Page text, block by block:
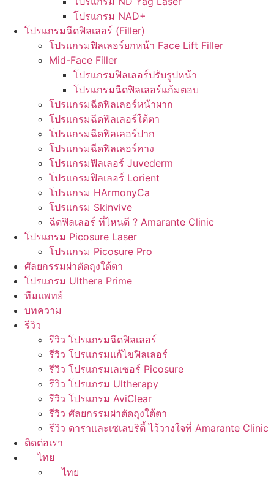
โปรแกรม NAD+
โปรแกรมฉีดฟิลเลอร์ (Filler)
โปรแกรมฟิลเลอร์ยกหน้า Face Lift Filler
Mid-Face Filler
โปรแกรมฟิลเลอร์ปรับรูปหน้า
โปรแกรมฉีดฟิลเลอร์แก้มตอบ
โปรแกรมฉีดฟิลเลอร์หน้าผาก
โปรแกรมฉีดฟิลเลอร์ใต้ตา
โปรแกรมฉีดฟิลเลอร์ปาก
โปรแกรมฉีดฟิลเลอร์คาง
โปรแกรมฟิลเลอร์ Juvederm
โปรแกรมฟิลเลอร์ Lorient
โปรแกรม HArmonyCa
โปรแกรม Skinvive
ฉีดฟิลเลอร์ ที่ไหนดี ? Amarante Clinic
โปรแกรม Picosure Laser
โปรแกรม Picosure Pro
ศัลยกรรมผ่าตัดถุงใต้ตา
โปรแกรม Ulthera Prime
ทีมแพทย์
บทความ
รีวิว
รีวิว โปรแกรมฉีดฟิลเลอร์
รีวิว โปรแกรมแก้ไขฟิลเลอร์
รีวิว โปรแกรมเลเซอร์ Picosure
รีวิว โปรแกรม Ultherapy
รีวิว โปรแกรม AviClear
รีวิว ศัลยกรรมผ่าตัดถุงใต้ตา
รีวิว ดาราและเซเลบริตี้ ไว้วางใจที่ Amarante Clinic
ติดต่อเรา
ไทย
ไทย